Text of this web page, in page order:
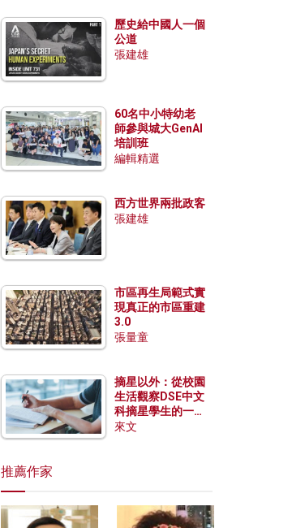
歷史給中國人一個
公道
張建雄
60名中小特幼老
師參與城大GenAI
培訓班
編輯精選
西方世界兩批政客
張建雄
市區再生局範式實
現真正的市區重建
3.0
張量童
摘星以外：從校園
生活觀察DSE中文
科摘星學生的一點
特質
來文
推薦作家